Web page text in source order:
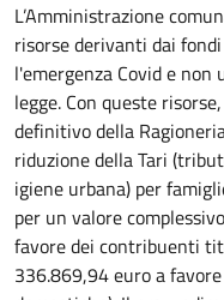
L’Amministrazione
risorse derivanti dai
l'emergenza Covid e
legge. Con queste
definitivo della
riduzione della Tari
igiene urbana) per
per un valore
favore dei contribuenti
336.869,94 euro a